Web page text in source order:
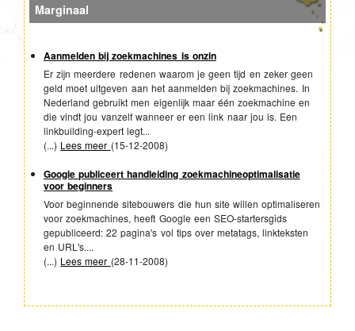
Marginaal
Aanmelden bij zoekmachines is onzin
Er zijn meerdere redenen waarom je geen tijd en zeker geen
geld moet uitgeven aan het aanmelden bij zoekmachines. In
Nederland gebruikt men eigenlijk maar één zoekmachine en
die vindt jou vanzelf wanneer er een link naar jou is. Een
linkbuilding-expert legt...
(...) Lees meer (15-12-2008)
Google publiceert handleiding zoekmachineoptimalisatie
voor beginners
Voor beginnende sitebouwers die hun site willen optimaliseren
voor zoekmachines, heeft Google een SEO-startersgids
gepubliceerd: 22 pagina's vol tips over metatags, linkteksten
en URL's....
(...) Lees meer (28-11-2008)